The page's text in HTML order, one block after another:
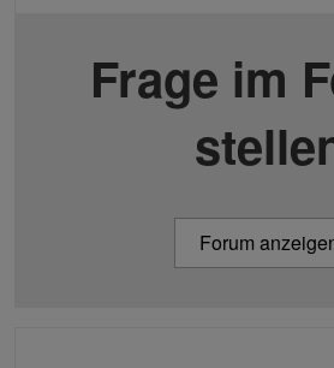
Frage im
Forum